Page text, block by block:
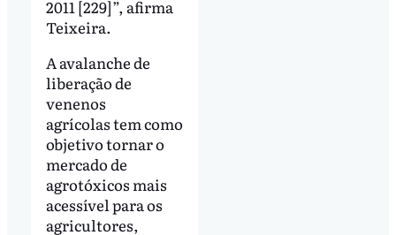
2011 [229]”, afirma
Teixeira.
A avalanche de
liberação de
venenos
agrícolas tem como
objetivo tornar o
mercado de
agrotóxicos mais
acessível para os
agricultores,